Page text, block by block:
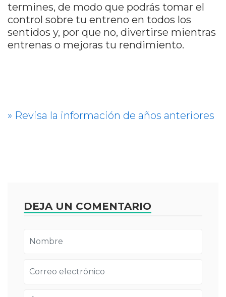
termines, de modo que podrás tomar el
control sobre tu entreno en todos los
sentidos y, por que no, divertirse mientras
entrenas o mejoras tu rendimiento.
» Revisa la información de años anteriores
DEJA UN COMENTARIO